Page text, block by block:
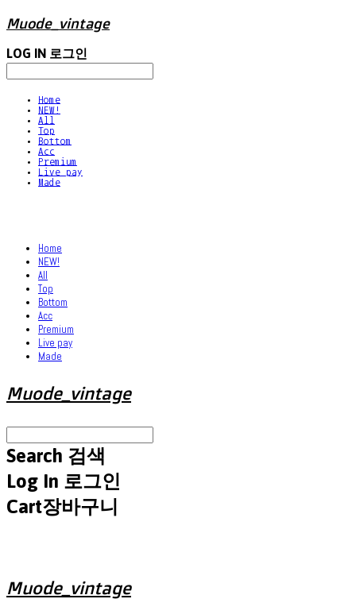
Muode_vintage
LOG IN 로그인
Home
NEW!
All
Top
Bottom
Acc
Premium
Live pay
Made
Home
NEW!
All
Top
Bottom
Acc
Premium
Live pay
Made
Muode_vintage
Search 검색
Log In 로그인
Cart장바구니
Muode_vintage